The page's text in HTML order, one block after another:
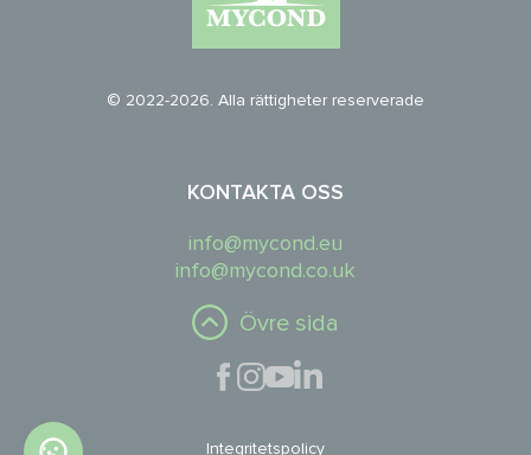
© 2022-2026. Alla rättigheter reserverade
KONTAKTA OSS
info@mycond.eu
info@mycond.co.uk
Övre sida
Integritetspolicy